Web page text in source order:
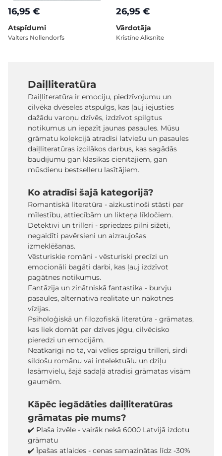
16,95 €
Atspīdumi
Valters Nollendorfs
26,95 €
Vārdotāja
Kristīne Alksnīte
Daiļliteratūra
Daiļliteratūra ir emociju, piedzīvojumu un
cilvēka dvēseles atspulgs, kas ļauj iejusties
dažādu varoņu dzīvēs, izdzīvot spilgtus
notikumus un iepazīt jaunas pasaules. Mūsu
grāmatu kolekcijā atradīsi latviešu un pasaules
daiļliteratūras izcilākos darbus, kas sagādās
baudījumu gan klasikas cienītājiem, gan
mūsdienu bestselleru lasītājiem.
Ko atradīsi šajā kategorijā?
Romantiskā literatūra - aizkustinoši stāsti par
mīlestību, attiecībām un likteņa līkločiem.
Detektīvi un trilleri - spriedzes pilni sižeti,
negaidīti pavērsieni un aizraujošas
izmeklēšanas.
Vēsturiskie romāni - vēsturiski precīzi un
emocionāli bagāti darbi, kas ļauj izdzīvot
pagātnes notikumus.
Fantāzija un zinātniskā fantastika - burvju
pasaules, alternatīvā realitāte un nākotnes
vīzijas.
Psiholoģiskā un filozofiskā literatūra - grāmatas,
kas liek domāt par dzīves jēgu, cilvēcisko
pieredzi un emocijām.
Neatkarīgi no tā, vai vēlies spraigu trilleri, sirdi
sildošu romānu vai intelektuālu un dziļu
lasāmvielu, šajā sadaļā atradīsi grāmatas visām
gaumēm.
Kāpēc iegādāties daiļliteratūras
grāmatas pie mums?
✔️ Plaša izvēle - vairāk nekā 6000 Latvijā izdotu
grāmatu
✔️ Īpašas atlaides - cenas samazinātas līdz -30%